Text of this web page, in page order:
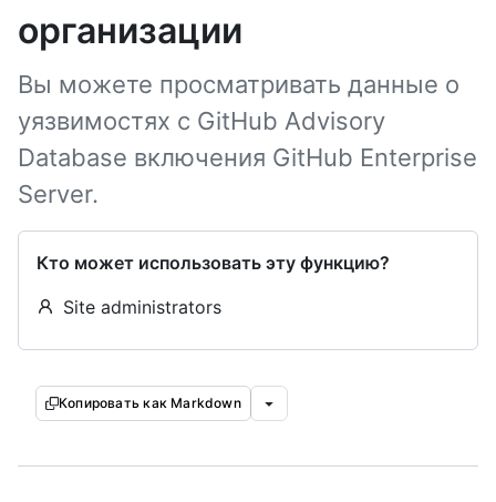
организации
Вы можете просматривать данные о
уязвимостях с GitHub Advisory
Database включения GitHub Enterprise
Server.
Кто может использовать эту функцию?
Site administrators
Копировать как Markdown